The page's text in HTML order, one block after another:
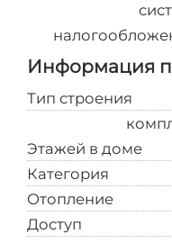
Информация
Тип строения
Этажей в доме
Категория
Отопление
Доступ